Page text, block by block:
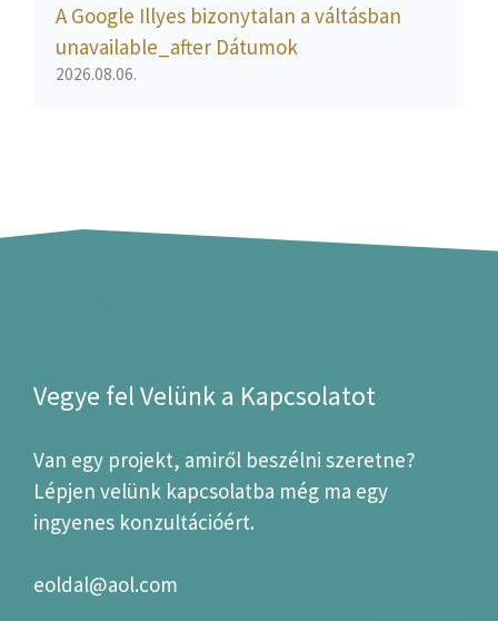
A Google Illyes bizonytalan a váltásban
unavailable_after Dátumok
2026.08.06.
Vegye fel Velünk a Kapcsolatot
Van egy projekt, amiről beszélni szeretne?
Lépjen velünk kapcsolatba még ma egy
ingyenes konzultációért.
eoldal@aol.com